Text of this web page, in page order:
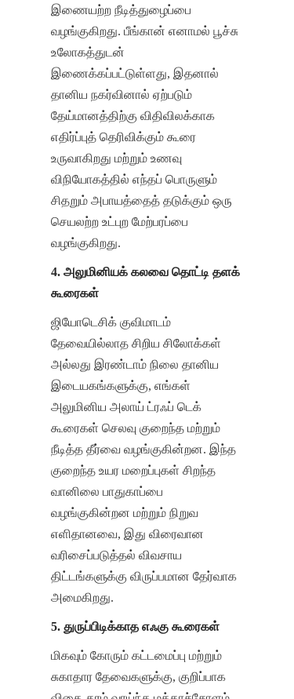
இணையற்ற நீடித்துழைப்பை
வழங்குகிறது. பீங்கான் எனாமல் பூச்சு
உலோகத்துடன்
இணைக்கப்பட்டுள்ளது, இதனால்
தானிய நகர்வினால் ஏற்படும்
தேய்மானத்திற்கு விதிவிலக்காக
எதிர்ப்புத் தெரிவிக்கும் கூரை
உருவாகிறது மற்றும் உணவு
விநியோகத்தில் எந்தப் பொருளும்
சிதறும் அபாயத்தைத் தடுக்கும் ஒரு
செயலற்ற உட்புற மேற்பரப்பை
வழங்குகிறது.
4. அலுமினியக் கலவை தொட்டி தளக்
கூரைகள்
ஜியோடெசிக் குவிமாடம்
தேவையில்லாத சிறிய சிலோக்கள்
அல்லது இரண்டாம் நிலை தானிய
இடையகங்களுக்கு, எங்கள்
அலுமினிய அலாய் ட்ரஃப் டெக்
கூரைகள் செலவு குறைந்த மற்றும்
நீடித்த தீர்வை வழங்குகின்றன. இந்த
குறைந்த உயர மறைப்புகள் சிறந்த
வானிலை பாதுகாப்பை
வழங்குகின்றன மற்றும் நிறுவ
எளிதானவை, இது விரைவான
வரிசைப்படுத்தல் விவசாய
திட்டங்களுக்கு விருப்பமான தேர்வாக
அமைகிறது.
5. துருப்பிடிக்காத எஃகு கூரைகள்
மிகவும் கோரும் கட்டமைப்பு மற்றும்
சுகாதார தேவைகளுக்கு, குறிப்பாக